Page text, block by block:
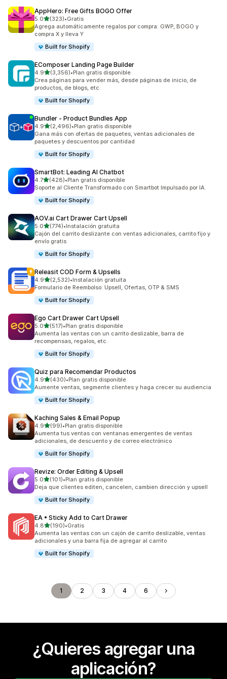
AppHero: Free Gifts BOGO Offer
5.0de 5 estrellas
(323)
323 reseñas en total
•Gratis
Agrega automáticamente regalos por compra: GWP, BOGO y
compra X y lleva Y
Built for Shopify
EComposer Landing Page Builder
4.9de 5 estrellas
(3,356)
3356 reseñas en total
•Plan gratis disponible
Crea páginas para vender más, desde páginas de inicio, de
productos, de blogs, etc.
Built for Shopify
Bundler ‑ Product Bundles App
4.9de 5 estrellas
(2,496)
2496 reseñas en total
•Plan gratis disponible
Gana más con ofertas de paquetes, ventas adicionales de
paquetes y descuentos por cantidad
Built for Shopify
SmartBot: Leading AI Chatbot
4.7de 5 estrellas
(428)
428 reseñas en total
•Plan gratis disponible
Soporte al Cliente Transformado con Smartbot Impulsado por IA.
Built for Shopify
AOV.ai Cart Drawer Cart Upsell
5.0de 5 estrellas
(774)
774 reseñas en total
•Instalación gratuita
Cajón del carrito deslizante con ventas adicionales, carrito fijo y
envío gratis
Built for Shopify
Releasit COD Form & Upsells
4.9de 5 estrellas
(2,532)
2532 reseñas en total
•Instalación gratuita
Formulario de Reembolso: Upsell, Ofertas, OTP & SMS
Built for Shopify
Ego Cart Drawer Cart Upsell
5.0de 5 estrellas
(517)
517 reseñas en total
•Plan gratis disponible
Aumenta las ventas con un carrito deslizable, barra de
recompensas, regalos, etc.
Built for Shopify
Quiz para Recomendar Productos
4.9de 5 estrellas
(430)
430 reseñas en total
•Plan gratis disponible
Aumente ventas, segmente clientes y haga crecer su audiencia
Built for Shopify
Kaching Sales & Email Popup
4.9de 5 estrellas
(99)
99 reseñas en total
•Plan gratis disponible
Aumenta tus ventas con ventanas emergentes de ventas
adicionales, de descuento y de correo electrónico
Built for Shopify
Revize: Order Editing & Upsell
5.0de 5 estrellas
(101)
101 reseñas en total
•Plan gratis disponible
Deja que clientes editen, cancelen, cambien dirección y upsell
Built for Shopify
EA • Sticky Add to Cart Drawer
4.8de 5 estrellas
(190)
190 reseñas en total
•Gratis
Aumenta las ventas con un cajón de carrito deslizable, ventas
adicionales y una barra fija de agregar al carrito
Built for Shopify
1 2 3 4 6
¿Quieres agregar una
aplicación?